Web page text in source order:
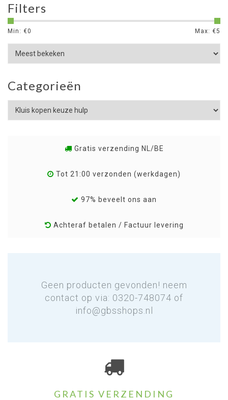
Filters
Min: €0 Max: €5
Categorieën
Gratis verzending NL/BE
Tot 21:00 verzonden (werkdagen)
97% beveelt ons aan
Achteraf betalen / Factuur levering
Geen producten gevonden! neem
contact op via: 0320-748074 of
info@gbsshops.nl
GRATIS VERZENDING